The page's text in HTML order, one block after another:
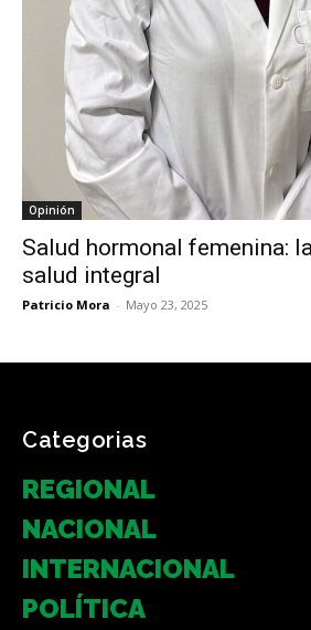
Opinión
Salud hormonal femenina:
salud integral
Patricio Mora - Mayo 23, 2025
Categorias
REGIONAL
NACIONAL
INTERNACIONAL
POLÍTICA